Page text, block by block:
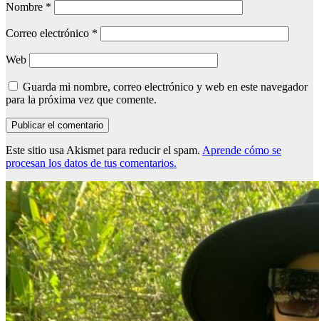
Nombre *
Correo electrónico *
Web
Guarda mi nombre, correo electrónico y web en este navegador
para la próxima vez que comente.
Este sitio usa Akismet para reducir el spam. Aprende cómo se
procesan los datos de tus comentarios.